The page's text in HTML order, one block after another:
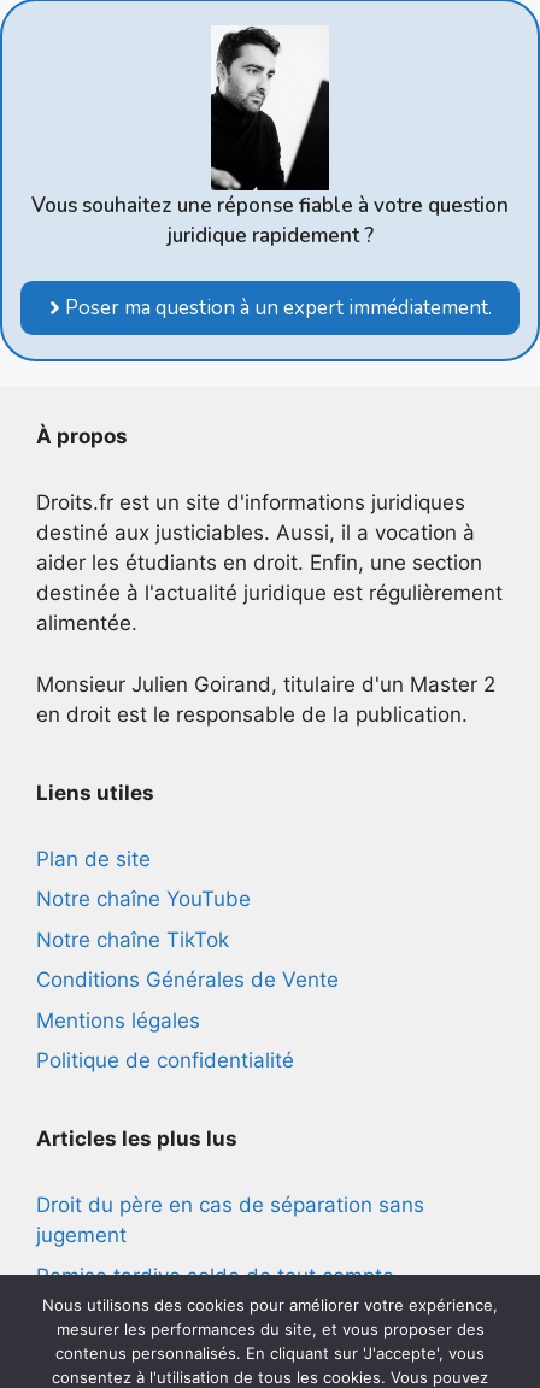
Vous souhaitez une réponse fiable à votre question
juridique rapidement ?
Poser ma question à un expert immédiatement.
À propos
Droits.fr est un site d'informations juridiques
destiné aux justiciables. Aussi, il a vocation à
aider les étudiants en droit. Enfin, une section
destinée à l'actualité juridique est régulièrement
alimentée.
Monsieur Julien Goirand, titulaire d'un Master 2
en droit est le responsable de la publication.
Liens utiles
Plan de site
Notre chaîne YouTube
Notre chaîne TikTok
Conditions Générales de Vente
Mentions légales
Politique de confidentialité
Articles les plus lus
Droit du père en cas de séparation sans
jugement
Remise tardive solde de tout compte
Harcèlement moral vie privée
Convocation suite main courante
Nous utilisons des cookies pour améliorer votre expérience,
mesurer les performances du site, et vous proposer des
contenus personnalisés. En cliquant sur 'J'accepte', vous
consentez à l'utilisation de tous les cookies. Vous pouvez